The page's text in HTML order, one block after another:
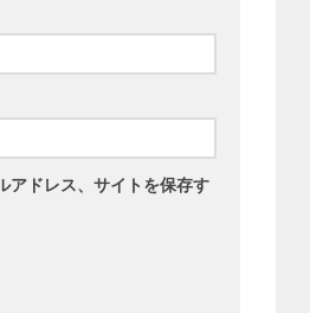
アドレス、サイトを保存す